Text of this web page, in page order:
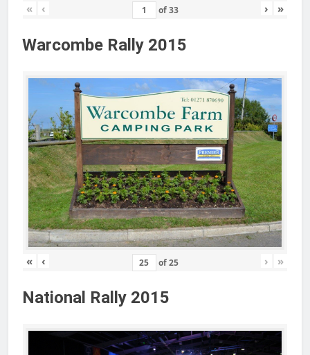
« ‹ of33 › »
Warcombe Rally 2015
« ‹ of25 › »
National Rally 2015